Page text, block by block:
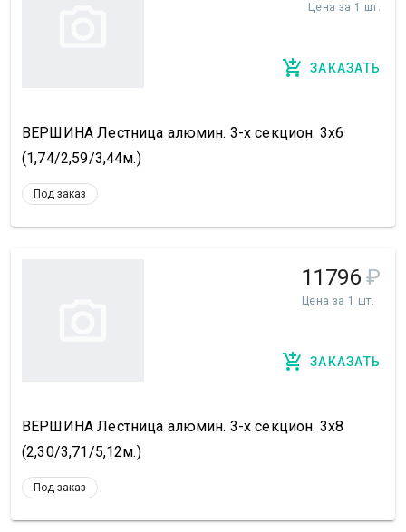
Цена за 1 шт.
ЗАКАЗАТЬ
ВЕРШИНА Лестница алюмин. 3-х секцион. 3х6
(1,74/2,59/3,44м.)
Под заказ
11796 ₽
Цена за 1 шт.
ЗАКАЗАТЬ
ВЕРШИНА Лестница алюмин. 3-х секцион. 3х8
(2,30/3,71/5,12м.)
Под заказ